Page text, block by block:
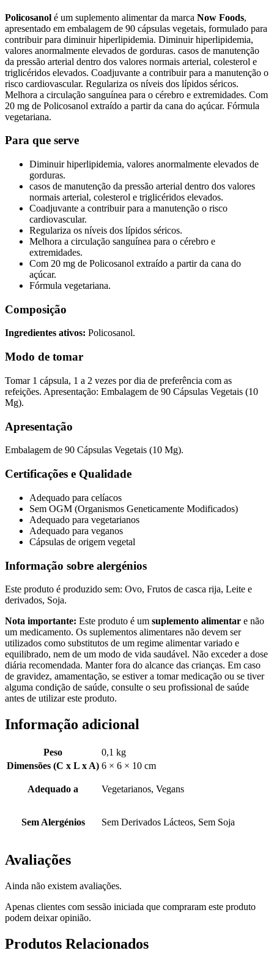
Policosanol é um suplemento alimentar da marca Now Foods,
apresentado em embalagem de 90 cápsulas vegetais, formulado para
contribuir para diminuir hiperlipidemia. Diminuir hiperlipidemia,
valores anormalmente elevados de gorduras. casos de manutenção
da pressão arterial dentro dos valores normais arterial, colesterol e
triglicéridos elevados. Coadjuvante a contribuir para a manutenção o
risco cardiovascular. Regulariza os níveis dos lípidos séricos.
Melhora a circulação sanguínea para o cérebro e extremidades. Com
20 mg de Policosanol extraído a partir da cana do açúcar. Fórmula
vegetariana.
Para que serve
Diminuir hiperlipidemia, valores anormalmente elevados de
gorduras.
casos de manutenção da pressão arterial dentro dos valores
normais arterial, colesterol e triglicéridos elevados.
Coadjuvante a contribuir para a manutenção o risco
cardiovascular.
Regulariza os níveis dos lípidos séricos.
Melhora a circulação sanguínea para o cérebro e
extremidades.
Com 20 mg de Policosanol extraído a partir da cana do
açúcar.
Fórmula vegetariana.
Composição
Ingredientes ativos: Policosanol.
Modo de tomar
Tomar 1 cápsula, 1 a 2 vezes por dia de preferência com as
refeições. Apresentação: Embalagem de 90 Cápsulas Vegetais (10
Mg).
Apresentação
Embalagem de 90 Cápsulas Vegetais (10 Mg).
Certificações e Qualidade
Adequado para celíacos
Sem OGM (Organismos Geneticamente Modificados)
Adequado para vegetarianos
Adequado para veganos
Cápsulas de origem vegetal
Informação sobre alergénios
Este produto é produzido sem: Ovo, Frutos de casca rija, Leite e
derivados, Soja.
Nota importante: Este produto é um suplemento alimentar e não
um medicamento. Os suplementos alimentares não devem ser
utilizados como substitutos de um regime alimentar variado e
equilibrado, nem de um modo de vida saudável. Não exceder a dose
diária recomendada. Manter fora do alcance das crianças. Em caso
de gravidez, amamentação, se estiver a tomar medicação ou se tiver
alguma condição de saúde, consulte o seu profissional de saúde
antes de utilizar este produto.
Informação adicional
Peso
0,1 kg
Dimensões (C x L x A) 6 × 6 × 10 cm
Adequado a Vegetarianos, Vegans
Sem Alergénios Sem Derivados Lácteos, Sem Soja
Avaliações
Ainda não existem avaliações.
Apenas clientes com sessão iniciada que compraram este produto
podem deixar opinião.
Produtos Relacionados